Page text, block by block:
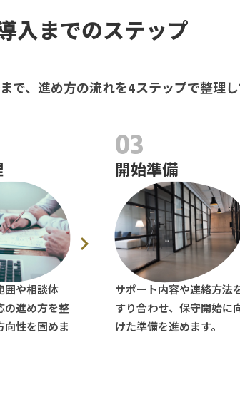
入までのステップ
で、進め方の流れを4ステップで整理し
囲や相談体
の進め方を整
向性を固めま
03
開始準備
サポート内容や連絡方法
すり合わせ、保守開始に
けた準備を進めます。